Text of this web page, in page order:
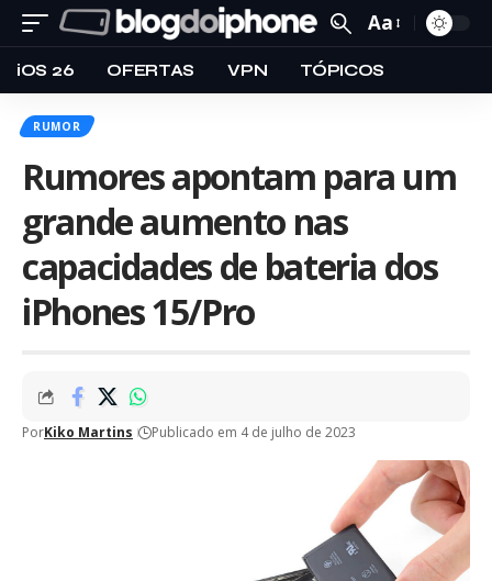
Aa
iOS 26 OFERTAS VPN TÓPICOS
RUMOR
Rumores apontam para um
grande aumento nas
capacidades de bateria dos
iPhones 15/Pro
PorKiko Martins Publicado em 4 de julho de 2023